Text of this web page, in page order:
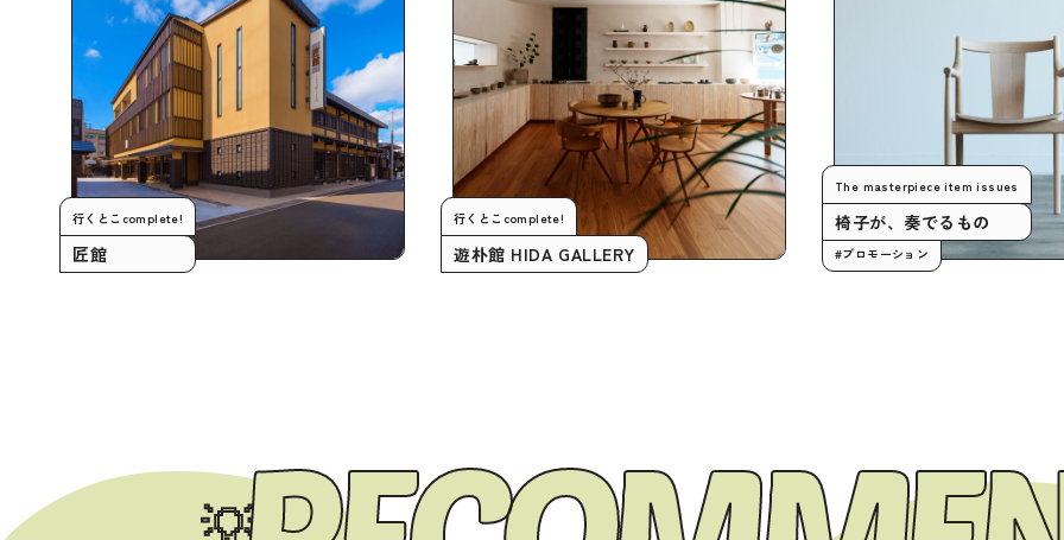
行くとこcomplete!
匠館
行くとこcomplete!
遊朴館 HIDA GALLERY
The masterpiece item issues
椅子が、奏でるもの
#プロモーション